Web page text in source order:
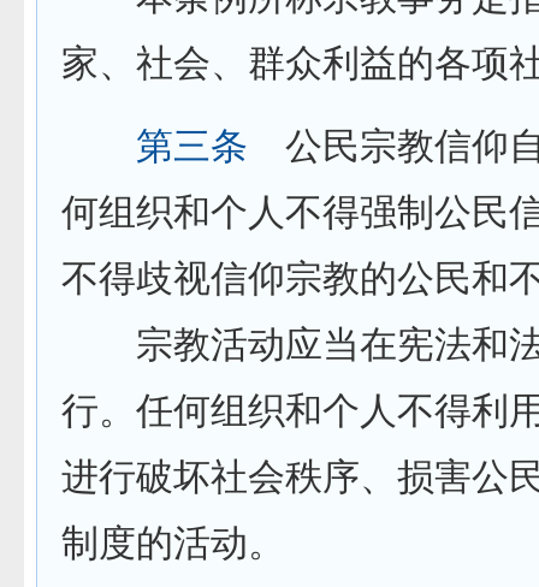
家、社会、群众利益的各项
第三条 公民宗教信仰
何组织和个人不得强制公民
不得歧视信仰宗教的公民和
宗教活动应当在宪法和法
行。任何组织和个人不得利
进行破坏社会秩序、损害公
制度的活动。